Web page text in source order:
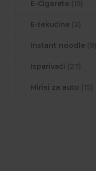
E-Cigarete
E-tekućine
Instant noodle
Isparivači
Mirisi za auto